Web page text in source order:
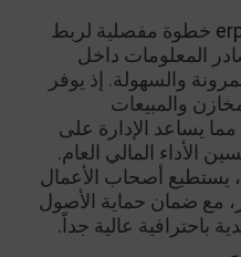
خطوة مفصلية لربط
المعلومات داخل
والسهولة. إذ يوفر
والمبيعات
يساعد الإدارة على
الأداء المالي العام.
يستطيع أصحاب الأعمال
مع ضمان حماية الأصول
باحترافية عالية جداً.